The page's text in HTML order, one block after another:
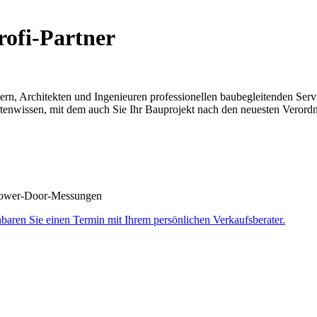
Partner
Architekten und Ingenieuren professionellen baubegleitenden
mit dem auch Sie Ihr Bauprojekt nach den neuesten
Door-Messungen
Sie einen Termin mit Ihrem persönlichen Verkaufsberater.